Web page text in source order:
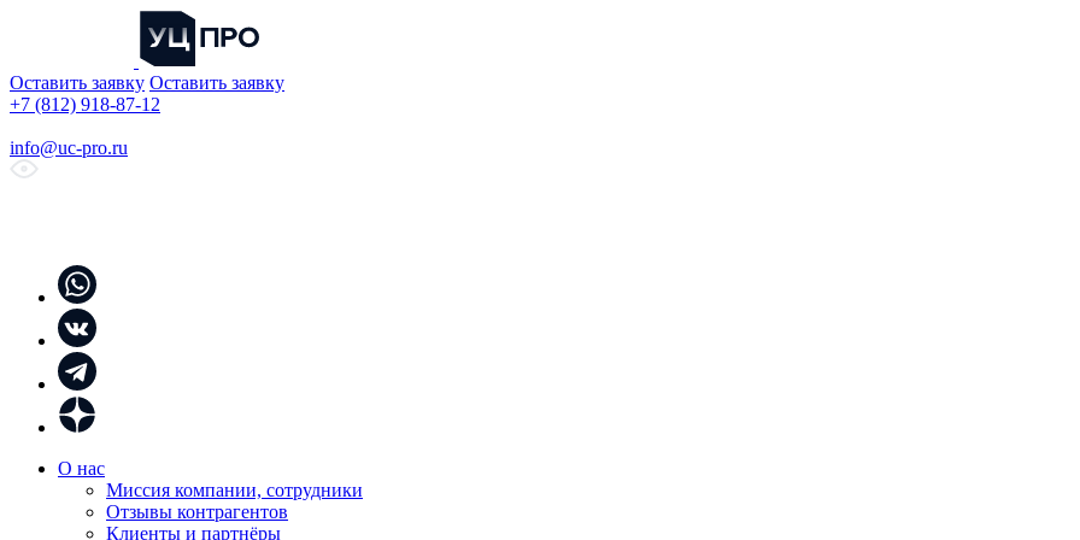
Оставить заявку Оставить заявку
+7 (812) 918-87-12
info@uc-pro.ru
О нас
Миссия компании, сотрудники
Отзывы контрагентов
Клиенты и партнёры